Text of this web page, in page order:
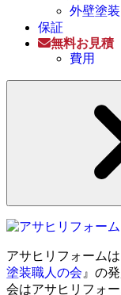
外壁塗装
保証
無料お見積
費用
アサヒリフォーム
塗装職人の会』の
会はアサヒリフォ